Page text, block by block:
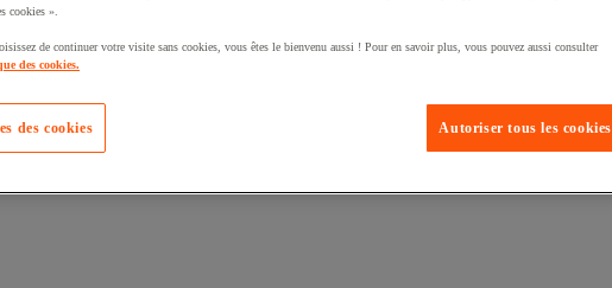
cookies ».
de continuer votre visite sans cookies, vous êtes le bienvenu aussi ! Pour en savoir plus, vous pouvez aussi consulter
des cookies.
Autoriser tous les cookies
des cookies